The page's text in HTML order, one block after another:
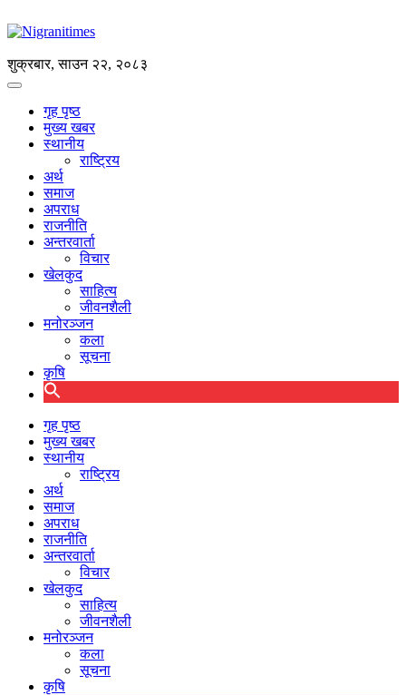
शुक्रबार, साउन २२, २०८३
गृह पृष्ठ
मुख्य खबर
स्थानीय
राष्ट्रिय
अर्थ
समाज
अपराध
राजनीति
अन्तरवार्ता
विचार
खेलकुद
साहित्य
जीवनशैली
मनोरञ्जन
कला
सूचना
कृषि
गृह पृष्ठ
मुख्य खबर
स्थानीय
राष्ट्रिय
अर्थ
समाज
अपराध
राजनीति
अन्तरवार्ता
विचार
खेलकुद
साहित्य
जीवनशैली
मनोरञ्जन
कला
सूचना
कृषि